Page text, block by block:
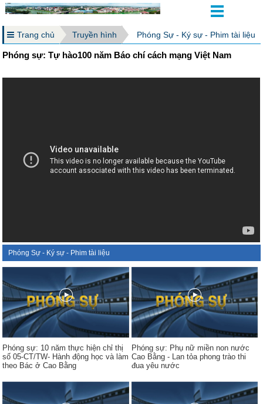
Trang chủ Truyền hình Phóng Sự - Ký sự - Phim tài liệu
Phóng sự: Tự hào100 năm Báo chí cách mạng Việt Nam
Phóng Sự - Ký sự - Phim tài liệu
Phóng sự: 10 năm thực hiện chỉ thị
số 05-CT/TW- Hành động học và làm
theo Bác ở Cao Bằng
Phóng sự: Phụ nữ miền non nước
Cao Bằng - Lan tỏa phong trào thi
đua yêu nước